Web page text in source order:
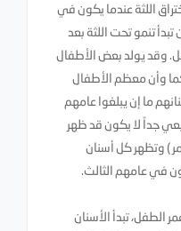
اللثة عندما يكون في
تنمو تحت اللثة بعد
وقد يولد بعض الأطفال
وأن معظم الأطفال
ما إن يبلغوا عامهم
جداً لا يكون قد ظهر
) وتظهر كل أسنان
في عامهم الثالث.
الطفل، تبدأ الأسنان